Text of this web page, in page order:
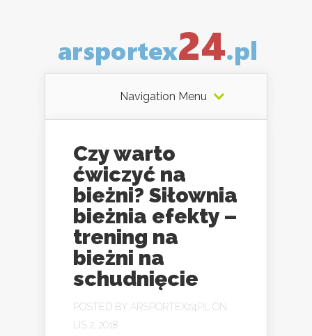
Navigation Menu
Czy warto
ćwiczyć na
bieżni? Siłownia
bieżnia efekty –
trening na
bieżni na
schudnięcie
POSTED BY ARSPORTEX24.PL
ON
LIS 2, 2018